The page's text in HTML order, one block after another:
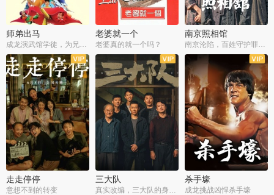
师弟出马
成龙演武馆学徒，为兄搏命战黑道
老婆就一个
老婆真的就一个吗？
南京照相馆
南京沦陷，百姓守护罪证底片
走走停停
意想不到的转变
三大队 杀手壕
成龙挑战凶悍杀手壕